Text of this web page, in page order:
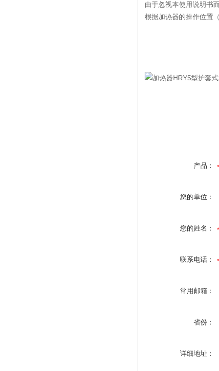
由于忽视本使用说明书
根据加热器的操作位置
产品：
您的单位：
您的姓名：
联系电话：
常用邮箱：
省份：
详细地址：